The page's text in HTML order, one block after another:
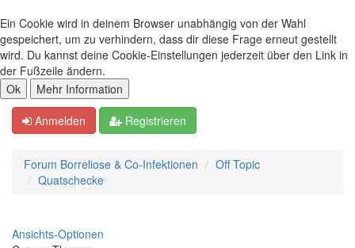
Ein Cookie wird in deinem Browser unabhängig von der Wahl
gespeichert, um zu verhindern, dass dir diese Frage erneut gestellt
wird. Du kannst deine Cookie-Einstellungen jederzeit über den Link in
der Fußzeile ändern.
Anmelden Registrieren
Forum Borreliose & Co-Infektionen
Off Topic
Quatschecke
Ansichts-Optionen